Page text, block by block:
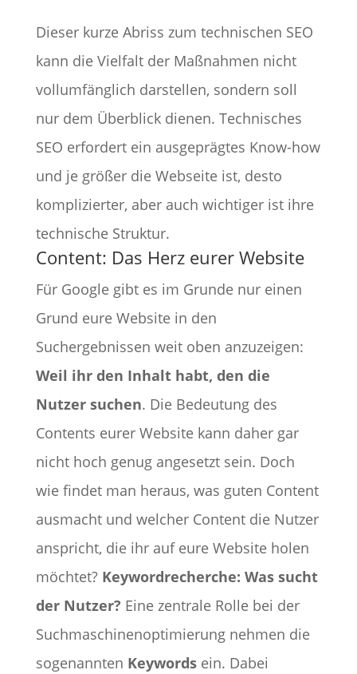
Dieser kurze Abriss zum technischen SEO
kann die Vielfalt der Maßnahmen nicht
vollumfänglich darstellen, sondern soll
nur dem Überblick dienen. Technisches
SEO erfordert ein ausgeprägtes Know-how
und je größer die Webseite ist, desto
komplizierter, aber auch wichtiger ist ihre
technische Struktur.
Content: Das Herz eurer Website
Für Google gibt es im Grunde nur einen
Grund eure Website in den
Suchergebnissen weit oben anzuzeigen:
Weil ihr den Inhalt habt, den die
Nutzer suchen. Die Bedeutung des
Contents eurer Website kann daher gar
nicht hoch genug angesetzt sein. Doch
wie findet man heraus, was guten Content
ausmacht und welcher Content die Nutzer
anspricht, die ihr auf eure Website holen
möchtet? Keywordrecherche: Was sucht
der Nutzer? Eine zentrale Rolle bei der
Suchmaschinenoptimierung nehmen die
sogenannten Keywordsein. Dabei